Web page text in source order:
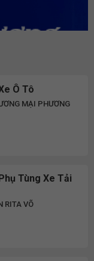
Ô Tô
MẠI PHƯƠNG
Tùng Xe Tải
RITA VÕ